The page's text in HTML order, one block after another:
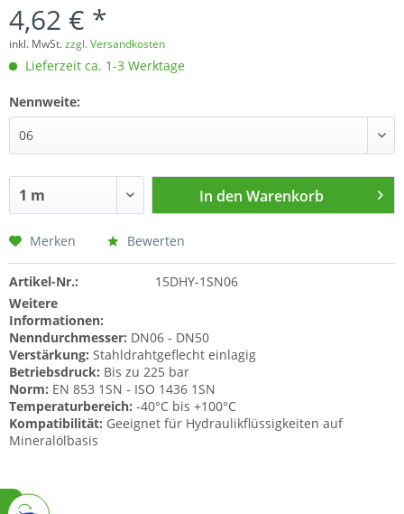
4,62 € *
inkl. MwSt.zzgl. Versandkosten
Lieferzeit ca. 1-3 Werktage
Nennweite:
In den Warenkorb
Merken Bewerten
Artikel-Nr.:
15DHY-1SN06
Weitere
Informationen:
Nenndurchmesser: DN06 - DN50
Verstärkung: Stahldrahtgeflecht einlagig
Betriebsdruck: Bis zu 225 bar
Norm: EN 853 1SN - ISO 1436 1SN
Temperaturbereich: -40°C bis +100°C
Kompatibilität: Geeignet für Hydraulikflüssigkeiten auf
Mineralölbasis